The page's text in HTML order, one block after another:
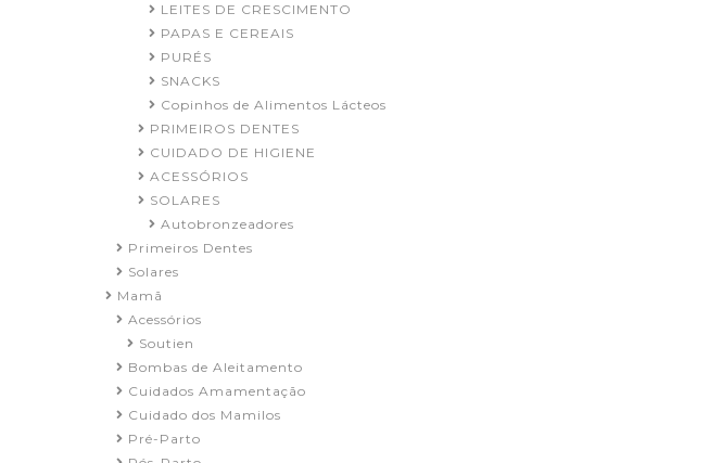
LEITES DE CRESCIMENTO
PAPAS E CEREAIS
PURÉS
SNACKS
Copinhos de Alimentos Lácteos
PRIMEIROS DENTES
CUIDADO DE HIGIENE
ACESSÓRIOS
SOLARES
Autobronzeadores
Primeiros Dentes
Solares
Mamã
Acessórios
Soutien
Bombas de Aleitamento
Cuidados Amamentação
Cuidado dos Mamilos
Pré-Parto